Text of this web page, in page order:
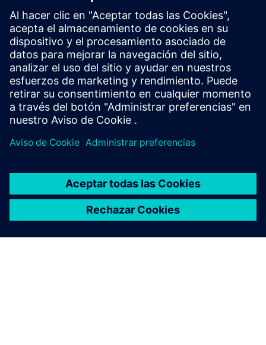
Fases estructuradas
Suministro, instalación, automatización, pruebas y
puesta en marcha.